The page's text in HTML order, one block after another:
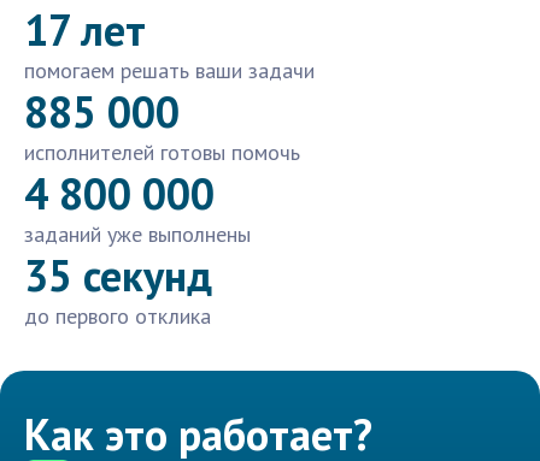
17 лет
помогаем решать ваши задачи
885 000
исполнителей готовы помочь
4 800 000
заданий уже выполнены
35 секунд
до первого отклика
Как это работает?